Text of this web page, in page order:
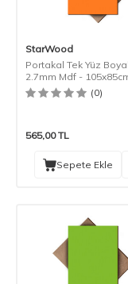
StarWood
Portakal Tek Yüz
2.7mm Mdf -
Parça
(0)
565,00TL
Sepete Ekle